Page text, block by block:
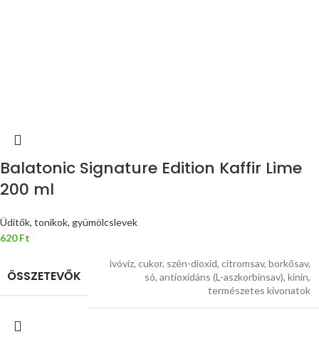
Balatonic Signature Edition Kaffir Lime
200 ml
Üdítők, tonikok, gyümölcslevek
620Ft
ÖSSZETEVŐK
ivóvíz, cukor, szén-dioxid, citromsav, borkősav,
só, antioxidáns (L-aszkorbinsav), kinin,
természetes kivonatok